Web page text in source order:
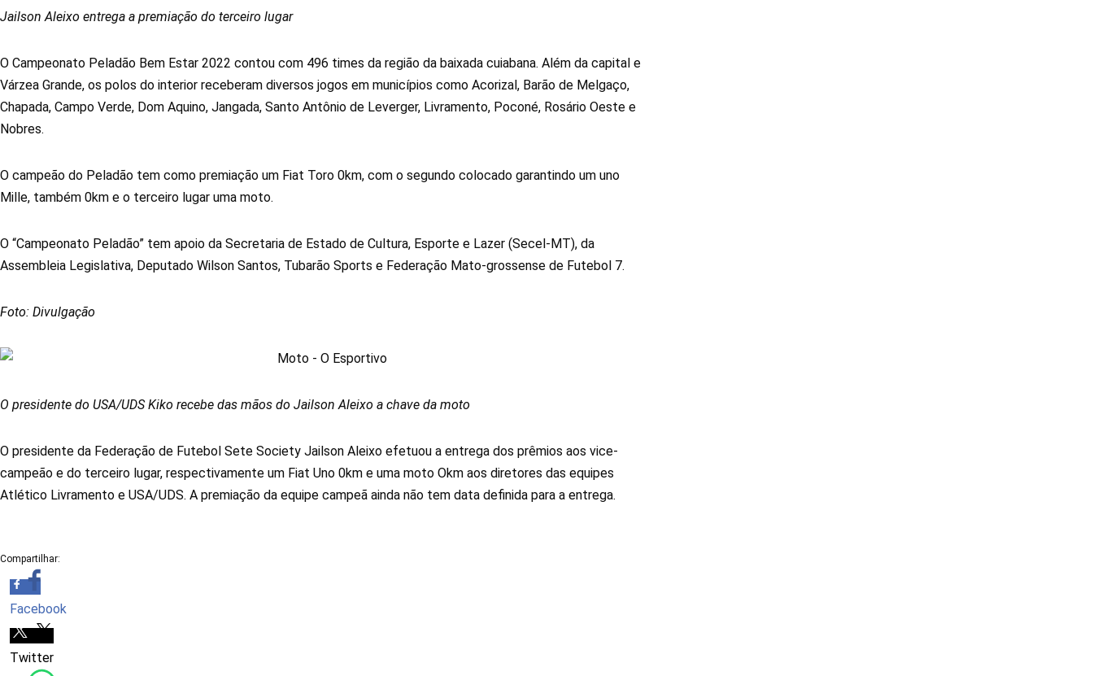
Jailson Aleixo entrega a premiação do terceiro lugar
O Campeonato Peladão Bem Estar 2022 contou com 496 times da região da baixada cuiabana. Além da capital e
Várzea Grande, os polos do interior receberam diversos jogos em municípios como Acorizal, Barão de Melgaço,
Chapada, Campo Verde, Dom Aquino, Jangada, Santo Antônio de Leverger, Livramento, Poconé, Rosário Oeste e
Nobres.
O campeão do Peladão tem como premiação um Fiat Toro 0km, com o segundo colocado garantindo um uno
Mille, também 0km e o terceiro lugar uma moto.
O “Campeonato Peladão” tem apoio da Secretaria de Estado de Cultura, Esporte e Lazer (Secel-MT), da
Assembleia Legislativa, Deputado Wilson Santos, Tubarão Sports e Federação Mato-grossense de Futebol 7.
Foto: Divulgação
O presidente do USA/UDS Kiko recebe das mãos do Jailson Aleixo a chave da moto
O presidente da Federação de Futebol Sete Society Jailson Aleixo efetuou a entrega dos prêmios aos vice-
campeão e do terceiro lugar, respectivamente um Fiat Uno 0km e uma moto Okm aos diretores das equipes
Atlético Livramento e USA/UDS. A premiação da equipe campeã ainda não tem data definida para a entrega.
Compartilhar:
Facebook
Twitter